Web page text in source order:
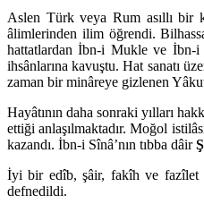
Aslen Türk veya Rum asıllı bir
âlimlerinden ilim öğrendi.
hattatlardan İbn-i Mukle ve İbn-i
ihsânlarına kavuştu. Hat sanatı
zaman bir minâreye gizlenen
Hayâtının daha sonraki yılları
ettiği anlaşılmaktadır. Moğol
kazandı. İbn-i Sînâ’nın tıbba dâir
İyi bir edîb, şâir, fakîh ve fazîlet
defnedildi.